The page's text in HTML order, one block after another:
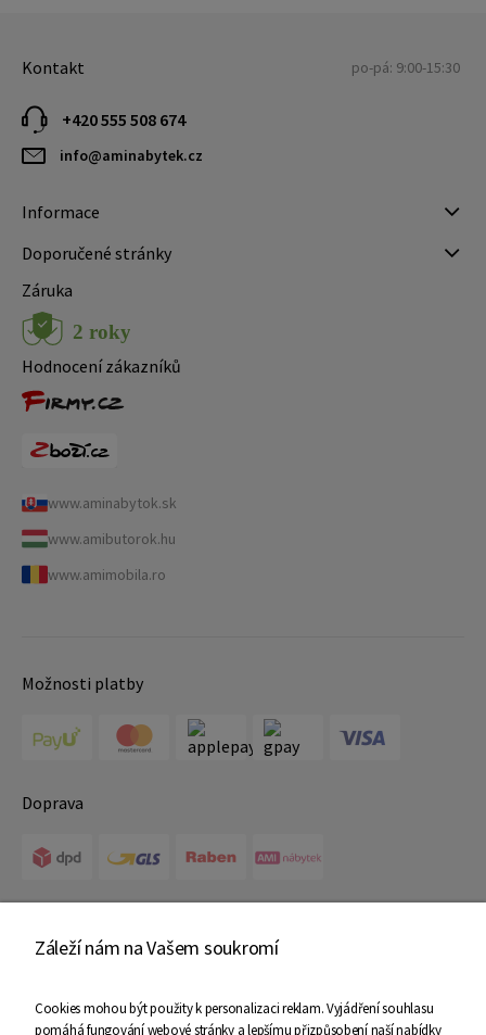
Kontakt po-pá: 9:00-15:30
+420 555 508 674
info@aminabytek.cz
Informace
Doporučené stránky
Záruka
Hodnocení zákazníků
www.aminabytok.sk
www.amibutorok.hu
www.amimobila.ro
Možnosti platby
Doprava
Záleží nám na Vašem soukromí
Cookies mohou být použity k personalizaci reklam. Vyjádření souhlasu
pomáhá fungování webové stránky a lepšímu přizpůsobení naší nabídky